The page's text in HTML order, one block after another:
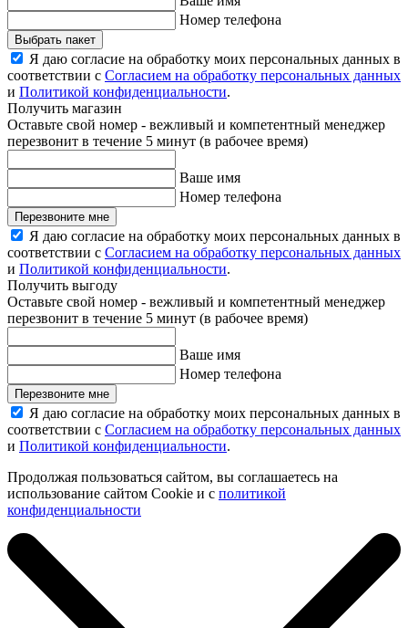
Номер телефона
Выбрать пакет
Я даю согласие на обработку моих персональных данных в
соответствии с Согласием на обработку персональных данных
и Политикой конфиденциальности.
Получить магазин
Оставьте свой номер - вежливый и компетентный менеджер
перезвонит в течение 5 минут (в рабочее время)
Ваше имя
Номер телефона
Перезвоните мне
Я даю согласие на обработку моих персональных данных в
соответствии с Согласием на обработку персональных данных
и Политикой конфиденциальности.
Получить выгоду
Оставьте свой номер - вежливый и компетентный менеджер
перезвонит в течение 5 минут (в рабочее время)
Ваше имя
Номер телефона
Перезвоните мне
Я даю согласие на обработку моих персональных данных в
соответствии с Согласием на обработку персональных данных
и Политикой конфиденциальности.
Продолжая пользоваться сайтом, вы соглашаетесь на
использование сайтом Cookie и с политикой
конфиденциальности